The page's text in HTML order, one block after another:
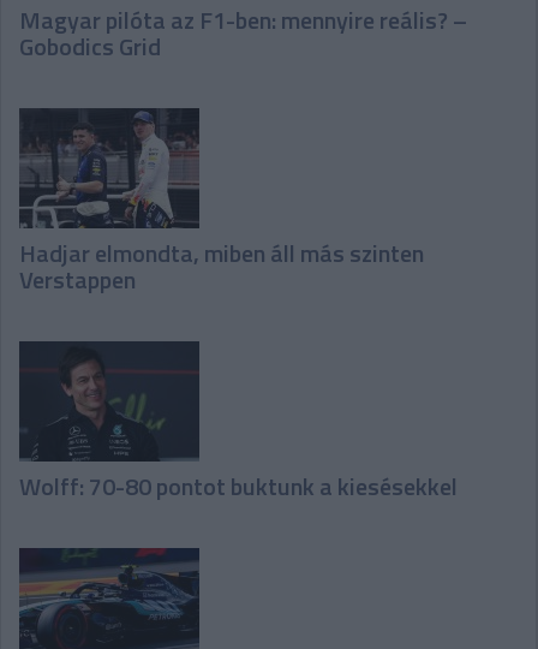
Magyar pilóta az F1-ben: mennyire reális? –
Gobodics Grid
Hadjar elmondta, miben áll más szinten
Verstappen
Wolff: 70-80 pontot buktunk a kiesésekkel